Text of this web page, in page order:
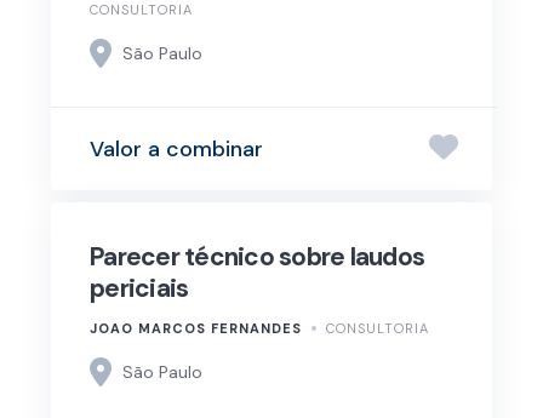
CONSULTORIA
São Paulo
Valor a combinar
Parecer técnico sobre laudos
periciais
JOAO MARCOS FERNANDES CONSULTORIA
São Paulo